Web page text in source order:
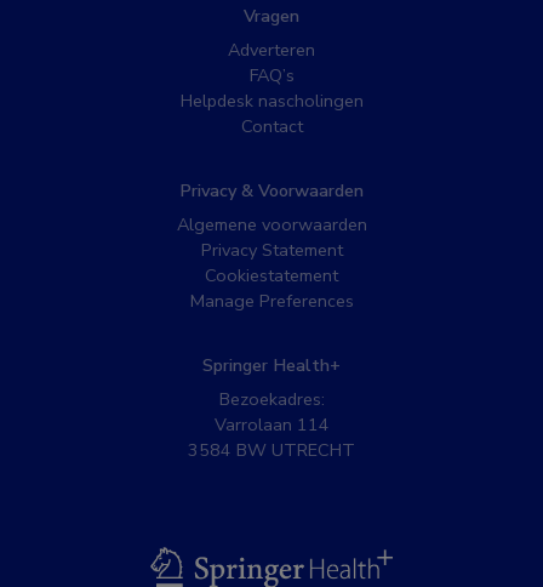
Vragen
Adverteren
FAQ’s
Helpdesk nascholingen
Contact
Privacy & Voorwaarden
Algemene voorwaarden
Privacy Statement
Cookiestatement
Manage Preferences
Springer Health+
Bezoekadres:
Varrolaan 114
3584 BW UTRECHT
BSL